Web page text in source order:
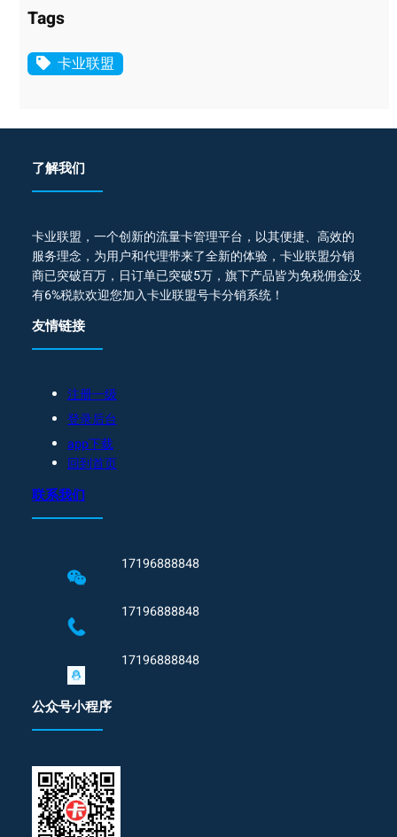
Tags
卡业联盟
了解我们
卡业联盟，一个创新的流量卡管理平台，以其便捷、高效的
服务理念，为用户和代理带来了全新的体验，卡业联盟分销
商已突破百万，日订单已突破5万，旗下产品皆为免税佣金没
有6%税款欢迎您加入卡业联盟号卡分销系统！
友情链接
注册一级
登录后台
app下载
回到首页
联系我们
17196888848
17196888848
17196888848
公众号小程序